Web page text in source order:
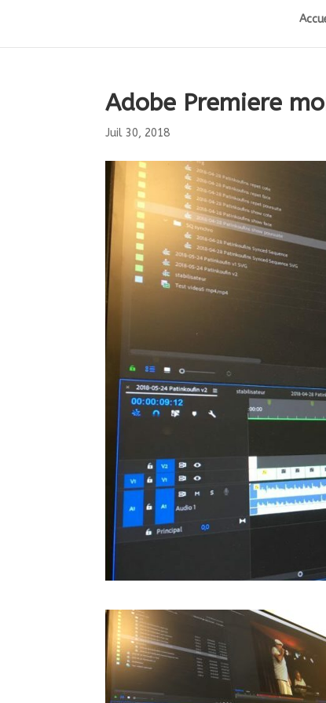
Adobe Premiere
Juil 30, 2018